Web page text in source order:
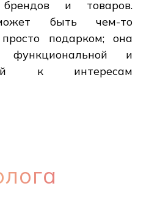
и товаров.
быть чем-то
подарком; она
и
к интересам